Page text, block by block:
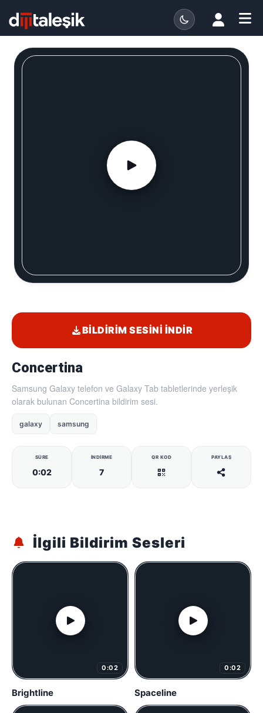
Concertina
Samsung Galaxy telefon ve Galaxy Tab tabletlerinde yerleşik
olarak bulunan Concertina bildirim sesi.
galaxy samsung
SÜRE
0:02
İNDIRME
7
QR KOD PAYLAŞ
BILDIRIM SESINI İNDIR
İlgili Bildirim Sesleri
0:02
Brightline
0:02
Spaceline